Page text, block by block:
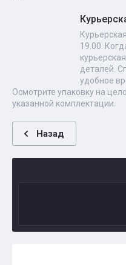
19.00.
деталей.
удобное
Осмотрите упаковку на
указанной комплектации.
Назад